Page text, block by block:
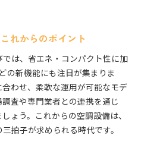
れからのポイント
は、省エネ・コンパクト性に加
の新機能にも注目が集まりま
わせ、柔軟な運用が可能なモデ
査や専門業者との連携を通じ
ょう。これからの空調設備は、
拍子が求められる時代です。